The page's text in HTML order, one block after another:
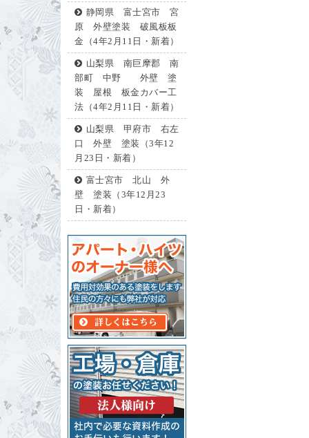
静岡県 富士宮市 宮
原 外壁塗装 破風板板
金（4年2月11日・新着）
山梨県 南巨摩郡 南
部町 中野 外壁 塗
装 屋根 板金カバー工
法（4年2月11日・新着）
山梨県 甲府市 右左
口 外壁 塗装（3年12
月23日・新着）
富士宮市 北山 外
壁 塗装（3年12月23
日・新着）